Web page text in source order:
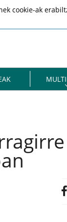
cookie-ak